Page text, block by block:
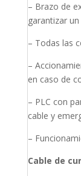
– Brazo de
garantizar
– Todas las
–
en caso de
– PLC con
cable y
–
Cable de